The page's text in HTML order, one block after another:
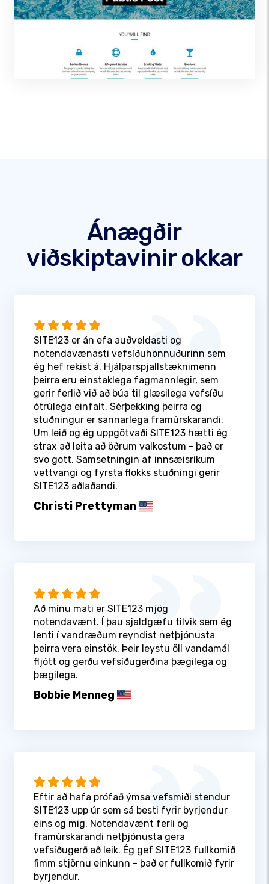
Ánægðir
viðskiptavinir okkar
SITE123 er án efa auðveldasti og
notendavænasti vefsíðuhönnuðurinn sem
ég hef rekist á. Hjálparspjallstæknimenn
þeirra eru einstaklega fagmannlegir, sem
gerir ferlið við að búa til glæsilega vefsíðu
ótrúlega einfalt. Sérþekking þeirra og
stuðningur er sannarlega framúrskarandi.
Um leið og ég uppgötvaði SITE123 hætti ég
strax að leita að öðrum valkostum - það er
svo gott. Samsetningin af innsæisríkum
vettvangi og fyrsta flokks stuðningi gerir
SITE123 aðlaðandi.
Christi Prettyman
Að mínu mati er SITE123 mjög
notendavænt. Í þau sjaldgæfu tilvik sem ég
lenti í vandræðum reyndist netþjónusta
þeirra vera einstök. Þeir leystu öll vandamál
fljótt og gerðu vefsíðugerðina þægilega og
þægilega.
Bobbie Menneg
Eftir að hafa prófað ýmsa vefsmiði stendur
SITE123 upp úr sem sá besti fyrir byrjendur
eins og mig. Notendavænt ferli og
framúrskarandi netþjónusta gera
vefsíðugerð að leik. Ég gef SITE123 fullkomið
fimm stjörnu einkunn - það er fullkomið fyrir
byrjendur.